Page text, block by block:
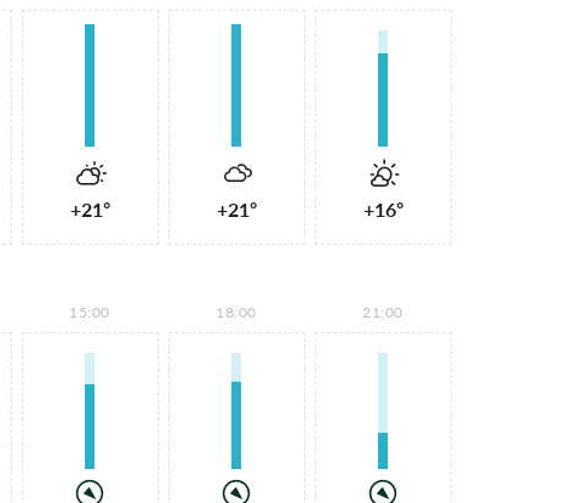
+21° +21° +16°
15:00 18:00 21:00